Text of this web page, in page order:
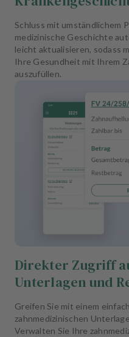
Schluss mit umständlichem
medizinische Geschichte
leicht aktualisieren, sodass
Ihre Gesundheit mit Ihrem
auszufüllen.
Direkter Zugriff
Unterlagen und
Greifen Sie mit einem
zahnmedizinischen
Verwalten Sie Ihre